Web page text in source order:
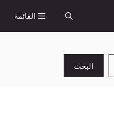
القائمة
البحث